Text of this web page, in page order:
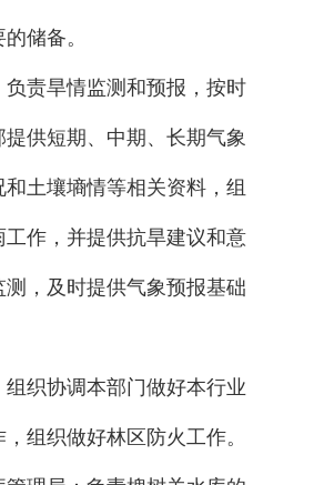
储备。
责旱情监测和预报，按时
供短期、中期、长期气象
土壤墒情等相关资料，组
作，并提供抗旱建议和意
测，及时提供气象预报基础
织协调本部门做好本行业
组织做好林区防火工作。